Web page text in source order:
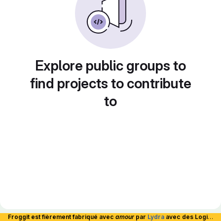
Explore public groups to
find projects to contribute
to
Froggit est fièrement fabriqué avec amour par Lydra avec des Logiciels Libres et hébergé en